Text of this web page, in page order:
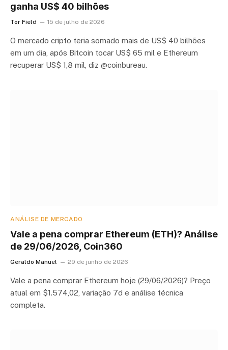
ganha US$ 40 bilhões
Tor Field 15 de julho de 2026
O mercado cripto teria somado mais de US$ 40 bilhões
em um dia, após Bitcoin tocar US$ 65 mil e Ethereum
recuperar US$ 1,8 mil, diz @coinbureau.
ANÁLISE DE MERCADO
Vale a pena comprar Ethereum (ETH)? Análise
de 29/06/2026, Coin360
Geraldo Manuel 29 de junho de 2026
Vale a pena comprar Ethereum hoje (29/06/2026)? Preço
atual em $1.574,02, variação 7d e análise técnica
completa.